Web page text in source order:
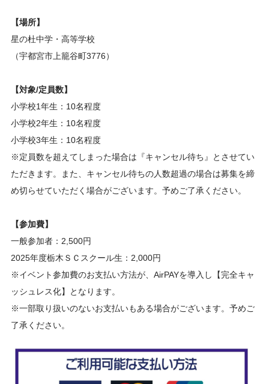
【場所】
星の杜中学・高等学校
（宇都宮市上籠谷町3776）
【対象/定員数】
小学校1年生：10名程度
小学校2年生：10名程度
小学校3年生：10名程度
※定員数を超えてしまった場合は『キャンセル待ち』とさせてい
ただきます。また、キャンセル待ちの人数超過の場合は募集を締
め切らせていただく場合がございます。予めご了承ください。
【参加費】
一般参加者：2,500円
2025年度栃木ＳＣスクール生：2,000円
※イベント参加費のお支払い方法が、AirPAYを導入し【完全キャ
ッシュレス化】となります。
※一部取り扱いのないお支払いもある場合がございます。予めご
了承ください。